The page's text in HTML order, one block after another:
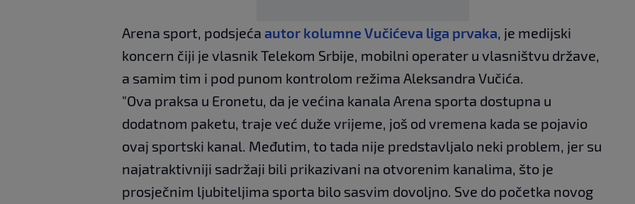
Arena sport, podsjeća autor kolumne Vučićeva liga prvaka, je medijski
koncern čiji je vlasnik Telekom Srbije, mobilni operater u vlasništvu države,
a samim tim i pod punom kontrolom režima Aleksandra Vučića.
"Ova praksa u Eronetu, da je većina kanala Arena sporta dostupna u
dodatnom paketu, traje već duže vrijeme, još od vremena kada se pojavio
ovaj sportski kanal. Međutim, to tada nije predstavljalo neki problem, jer su
najatraktivniji sadržaji bili prikazivani na otvorenim kanalima, što je
prosječnim ljubiteljima sporta bilo sasvim dovoljno. Sve do početka novog